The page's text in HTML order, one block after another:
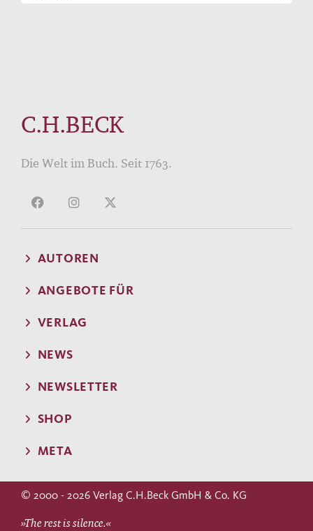
C.H.BECK
Die Welt im Buch. Seit 1763.
AUTOREN
ANGEBOTE FÜR
VERLAG
NEWS
NEWSLETTER
SHOP
META
© 2000 - 2026 Verlag C.H.Beck GmbH & Co. KG
»The rest is silence.«